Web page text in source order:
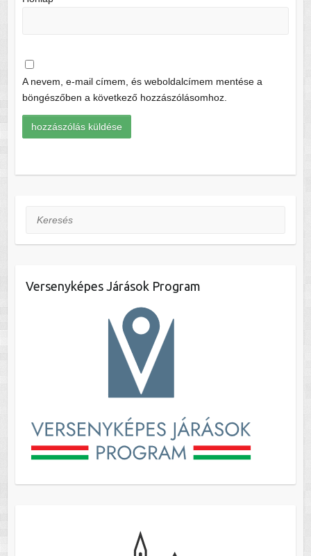
A nevem, e-mail címem, és weboldalcímem mentése a
böngészőben a következő hozzászólásomhoz.
Keresés
Versenyképes Járások Program